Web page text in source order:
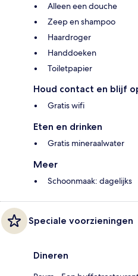
Alleen een douche
Zeep en shampoo
Haardroger
Handdoeken
Toiletpapier
Houd contact en blijf
Gratis wifi
Eten en drinken
Gratis mineraalwater
Meer
Schoonmaak: dagelijks
Speciale voorzieningen
Dineren